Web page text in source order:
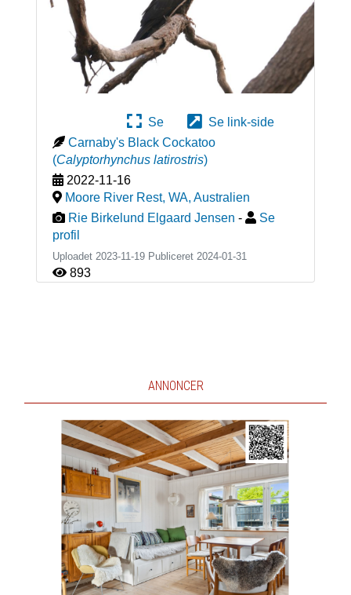
Se
Se link-side
Carnaby's Black Cockatoo
(Calyptorhynchus latirostris)
2022-11-16
Moore River Rest, WA, Australien
Rie Birkelund Elgaard Jensen -
Se
profil
Uploadet 2023-11-19 Publiceret 2024-01-31
893
ANNONCER